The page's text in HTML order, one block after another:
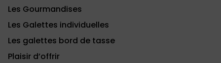
Les Gourmandises
Les Galettes individuelles
Les galettes bord de tasse
Plaisir d’offrir